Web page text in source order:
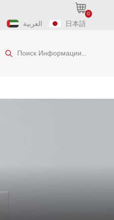
0
العربية 日本語
Поиск Информации...